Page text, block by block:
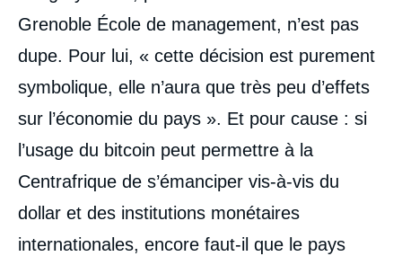
Grenoble École de management, n’est pas
dupe. Pour lui, « cette décision est purement
symbolique, elle n’aura que très peu d’effets
sur l’économie du pays ». Et pour cause : si
l’usage du bitcoin peut permettre à la
Centrafrique de s’émanciper vis-à-vis du
dollar et des institutions monétaires
internationales, encore faut-il que le pays